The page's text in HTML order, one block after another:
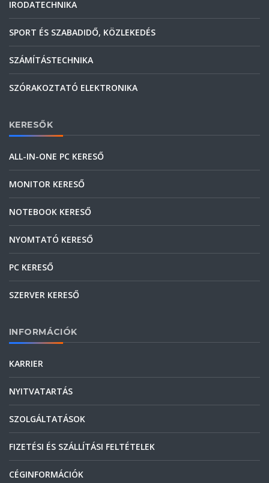
IRODATECHNIKA
SPORT ÉS SZABADIDŐ, KÖZLEKEDÉS
SZÁMÍTÁSTECHNIKA
SZÓRAKOZTATÓ ELEKTRONIKA
KERESŐK
ALL-IN-ONE PC KERESŐ
MONITOR KERESŐ
NOTEBOOK KERESŐ
NYOMTATÓ KERESŐ
PC KERESŐ
SZERVER KERESŐ
INFORMÁCIÓK
KARRIER
NYITVATARTÁS
SZOLGÁLTATÁSOK
FIZETÉSI ÉS SZÁLLÍTÁSI FELTÉTELEK
CÉGINFORMÁCIÓK